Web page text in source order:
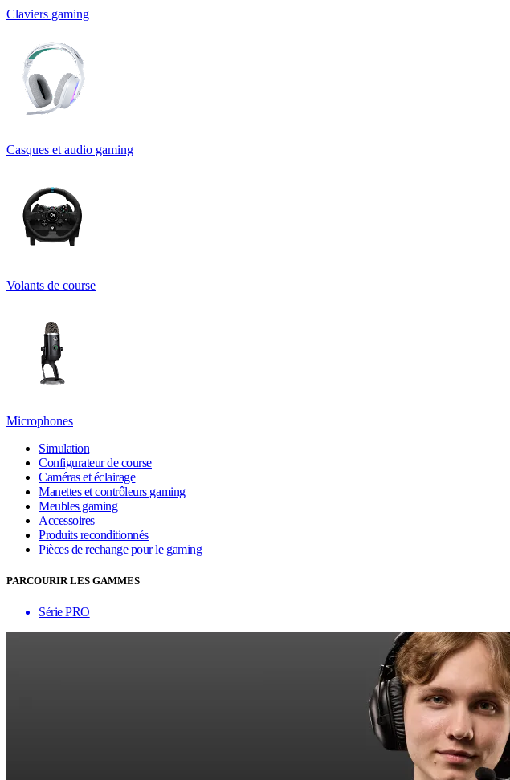
Claviers gaming
Casques et audio gaming
Volants de course
Microphones
Simulation
Configurateur de course
Caméras et éclairage
Manettes et contrôleurs gaming
Meubles gaming
Accessoires
Produits reconditionnés
Pièces de rechange pour le gaming
PARCOURIR LES GAMMES
Série PRO